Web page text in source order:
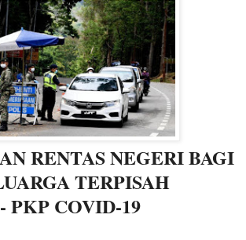
RENTAS NEGERI BAGI
TERPISAH
- PKP COVID-19